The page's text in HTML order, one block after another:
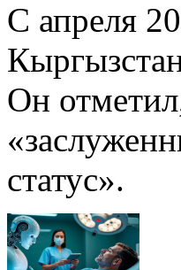
С апреля
Он
статус».